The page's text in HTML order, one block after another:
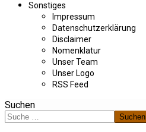
Sonstiges
Impressum
Datenschutzerklärung
Disclaimer
Nomenklatur
Unser Team
Unser Logo
RSS Feed
Suchen
Suchen